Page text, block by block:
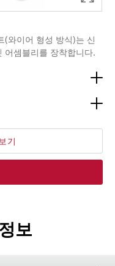
(와이어 형성 방식)는 신
어셈블리를 장착합니다.
기
보